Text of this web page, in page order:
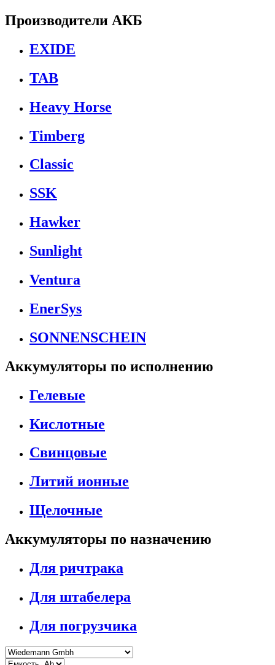
Производители АКБ
EXIDE
TAB
Heavy Horse
Timberg
Classic
SSK
Hawker
Sunlight
Ventura
EnerSys
SONNENSCHEIN
Аккумуляторы по исполнению
Гелевые
Кислотные
Свинцовые
Литий ионные
Щелочные
Аккумуляторы по назначению
Для ричтрака
Для штабелера
Для погрузчика